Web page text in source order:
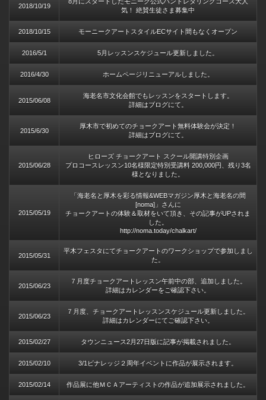
2018/10/19
気！ 絶賛生徒さま募集中
2018/10/15 モーニークアートスタイルECサイト間もなくオープン
2016/5/1 5月レッスンスケジュール更新しました。
2016/4/30 ホームページリニューアルしました。
2015/06/08
海老名市文化会館でもレッスンをスタートします。
詳細はブログにて。
2015/6/30
厚木市で初めてのチョークアート無料体験会が決定！
詳細はブログにて。
2015/06/28
ヒローズ チョークアート スクール開講特別企画
プロコースレッスン10名様限定特別受講料 200,000円、残り3名
様となりました。
2015/05/19
「海老名と厚木を彩る情報&WEBマガジン厚木と海老名の間
[noma]」さんに
チョークアートの体験＆取材をいて頂き、その記事がUPされま
した。
http://noma.today/chalkart/
2015/05/31
平木フェスタにてチョークアートのワークショップで参加しまし
た。
2015/06/23
７月度チョークアートレッスン午前中の部、追加しました。
詳細はカレンダーをご確認下さい。
2015/06/23
７月度、チョークアートレッスンスケジュール更新しました。
詳細はカレンダーにてご確認下さい。
2015/02/27 タウンニュース2月27日版に記事が掲載されました。
2015/02/10 3/1ビナレッジ２周年イベントに作品が展示されます。
2015/02/14 作品展に他ＭＣＡアーティストの作品が追加展示されました。